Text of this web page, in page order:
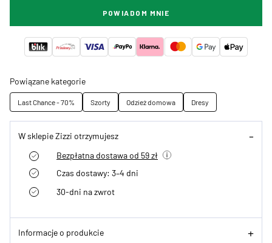
POWIADOM MNIE
Powiązane kategorie
Last Chance - 70% Szorty Odzież domowa Dresy
W sklepie Zizzi otrzymujesz
Bezpłatna dostawa od 59 zł
Czas dostawy: 3–4 dni
30-dni na zwrot
Informacje o produkcie